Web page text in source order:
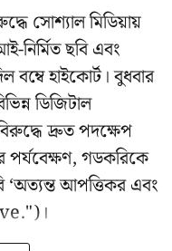
সোশ্যাল মিডিয়ায়
ছবি এবং
বম্বে হাইকোর্ট। বুধবার
ডিজিটাল
দ্রুত পদক্ষেপ
পর্যবেক্ষণ, গডকরিকে
‘অত্যন্ত আপত্তিকর এবং